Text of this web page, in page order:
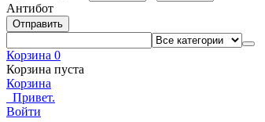
Антибот
Отправить
Корзина 0
Корзина пуста
Корзина
Привет.
Войти